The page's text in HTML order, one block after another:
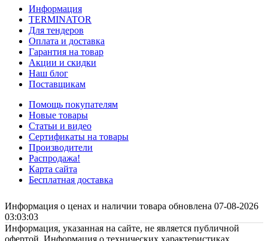
Информация
TERMINATOR
Для тендеров
Оплата и доставка
Гарантия на товар
Акции и скидки
Наш блог
Поставщикам
Помощь покупателям
Новые товары
Статьи и видео
Сертификаты на товары
Производители
Распродажа!
Карта сайта
Бесплатная доставка
Информация о ценах и наличии товара обновлена 07-08-2026
03:03:03
Информация, указанная на сайте, не является публичной